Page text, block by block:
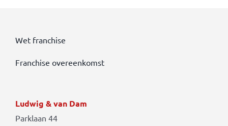
Wet franchise
Franchise overeenkomst
Ludwig & van Dam
Parklaan 44